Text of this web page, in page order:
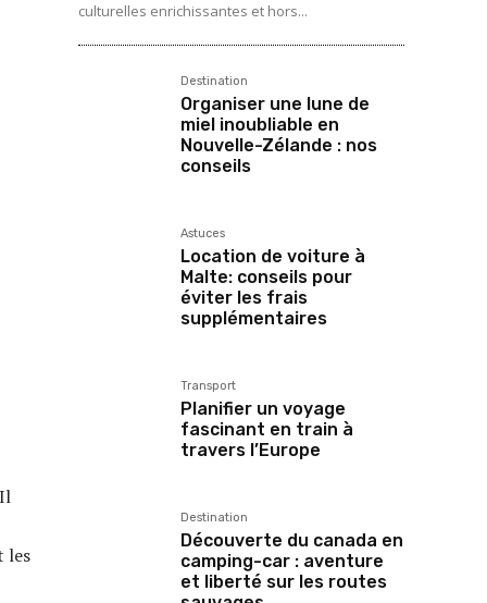
les
culturelles enrichissantes et hors...
Destination
Organiser une lune de
miel inoubliable en
Nouvelle-Zélande : nos
conseils
Astuces
Location de voiture à
Malte: conseils pour
éviter les frais
supplémentaires
Transport
Planifier un voyage
fascinant en train à
travers l’Europe
Destination
Découverte du canada en
camping-car : aventure
et liberté sur les routes